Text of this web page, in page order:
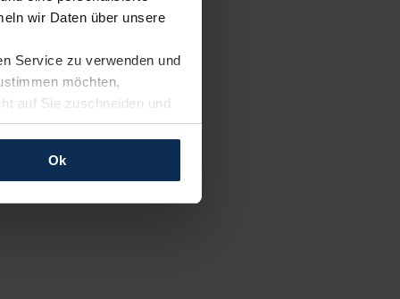
wir Daten über unsere
Service zu verwenden und
möchten,
auf Sie zuschneiden und
jederzeit anpassen
Soweit eine
eines
(Art. 46
zu den bestehenden
datenschutz@meinauto.de
Ok